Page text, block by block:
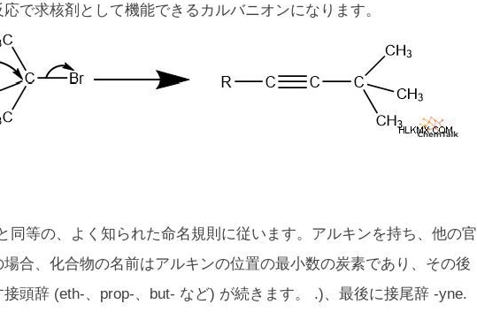
で求核剤として機能できるカルバニオンになります。
同等の、よく知られた命名規則に従います。アルキンを持ち、他の官
合、化合物の名前はアルキンの位置の最小数の炭素であり、その後
頭辞 (eth-、prop-、but- など) が続きます。 .)、最後に接尾辞 -yne.